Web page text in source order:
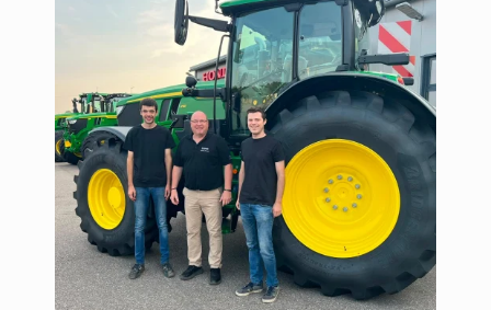
Aug. 2